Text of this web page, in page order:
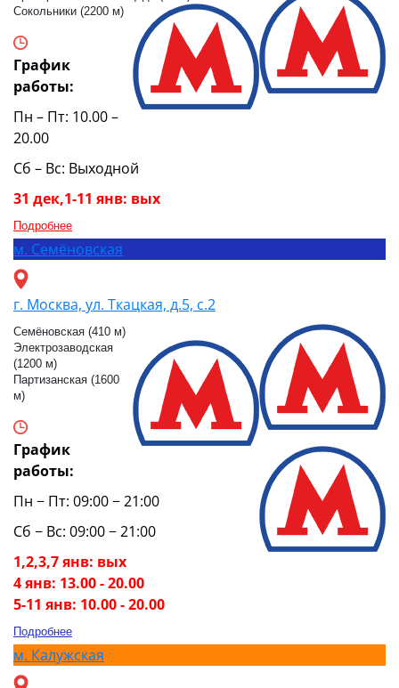
Сокольники (2200 м)
График
работы:
Пн – Пт: 10.00 –
20.00
Сб – Вс: Выходной
31 дек,1-11 янв: вых
Подробнее
м. Семёновская
г. Москва, ул. Ткацкая, д.5, с.2
Семёновская (410 м)
Электрозаводская
(1200 м)
Партизанская (1600
м)
График
работы:
Пн − Пт: 09:00 − 21:00
Сб − Вс: 09:00 − 21:00
1,2,3,7 янв: вых
4 янв: 13.00 - 20.00
5-11 янв: 10.00 - 20.00
Подробнее
м. Калужская